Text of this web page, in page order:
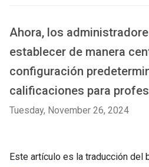
Ahora, los
establecer de manera
configuración
calificaciones para
Tuesday, November 26, 2024
Este artículo es la traducción del